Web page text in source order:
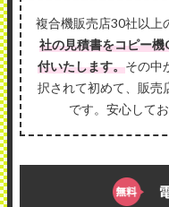
複合機販売店30社以上
社の見積書をコピー
付いたします。その中
択されて初めて、販売
です。安心して